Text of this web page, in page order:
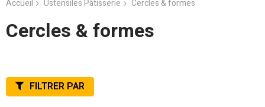
Accueil Ustensiles Pâtisserie Cercles & formes
Cercles & formes
FILTRER PAR